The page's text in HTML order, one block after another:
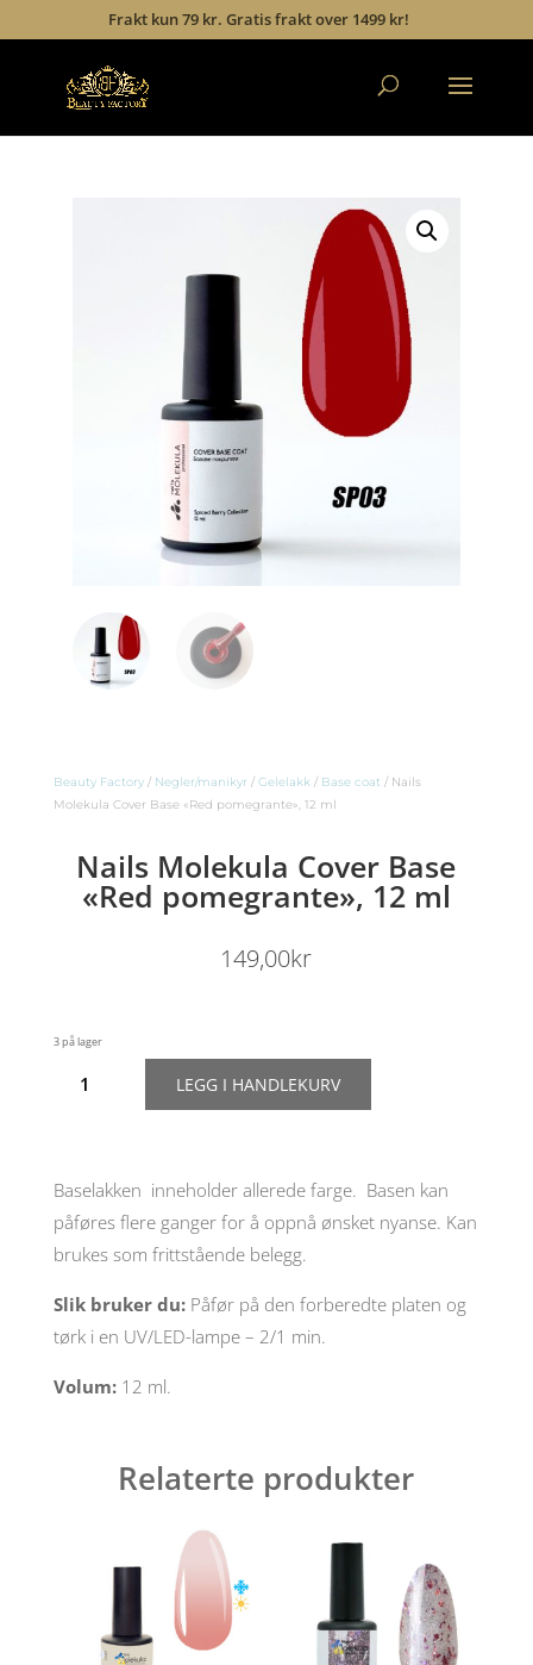
Frakt kun 79 kr. Gratis frakt over 1499 kr!
Beauty Factory/ Negler/manikyr / Gelelakk/ Base coat/ Nails
Molekula Cover Base «Red pomegrante», 12 ml
Nails Molekula Cover Base
«Red pomegrante», 12 ml
149,00kr
3 på lager
Molekula
12
ml
antall
LEGG I HANDLEKURV
Baselakken inneholder allerede farge. Basen kan
påføres flere ganger for å oppnå ønsket nyanse. Kan
brukes som frittstående belegg.
Slik bruker du:Påfør på den forberedte platen og
tørk i en UV/LED-lampe – 2/1 min.
Volum:12 ml.
Relaterte produkter